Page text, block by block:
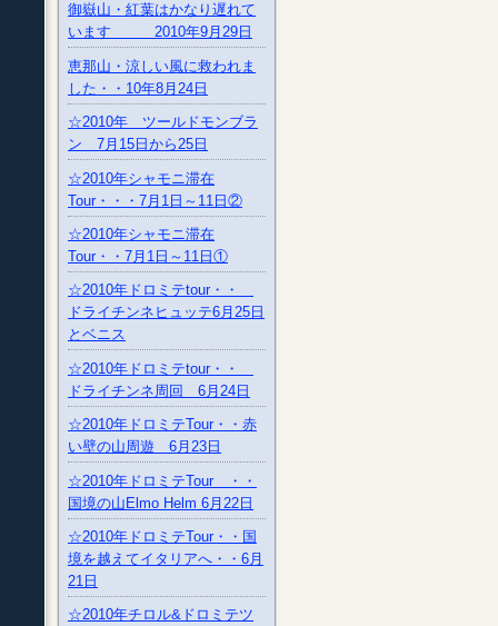
御嶽山・紅葉はかなり遅れて
います 2010年9月29日
恵那山・涼しい風に救われま
した・・10年8月24日
☆2010年 ツールドモンブラ
ン 7月15日から25日
☆2010年シャモニ滞在
Tour・・・7月1日～11日②
☆2010年シャモニ滞在
Tour・・7月1日～11日①
☆2010年ドロミテtour・・
ドライチンネヒュッテ6月25日
とベニス
☆2010年ドロミテtour・・
ドライチンネ周回 6月24日
☆2010年ドロミテTour・・赤
い壁の山周遊 6月23日
☆2010年ドロミテTour ・・
国境の山Elmo Helm 6月22日
☆2010年ドロミテTour・・国
境を越えてイタリアへ・・6月
21日
☆2010年チロル&ドロミテツ